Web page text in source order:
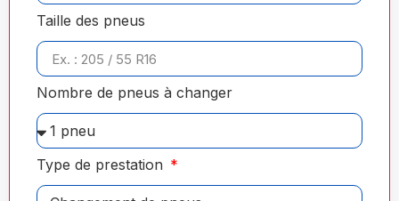
Taille des pneus
Nombre de pneus à changer
Type de prestation